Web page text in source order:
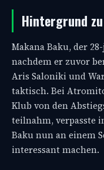
Hintergrund
Makana Baku, der
nachdem er zuvor
Aris Saloniki und
taktisch. Bei
Klub von den
teilnahm, verpasste
Baku nun an einem
interessant machen.